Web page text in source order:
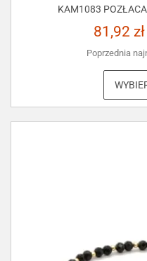
KAM1083
81,92 zł
Poprzednia